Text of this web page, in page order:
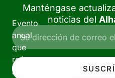
Evento
anual
que
reúne
a
Manténgase
noticias del